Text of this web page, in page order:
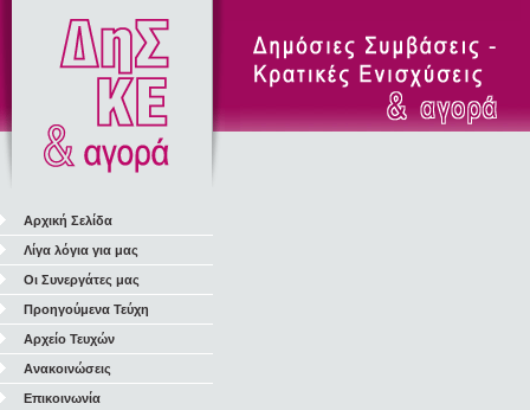
Αρχική Σελίδα
Λίγα λόγια για μας
Οι Συνεργάτες μας
Προηγούμενα Τεύχη
Αρχείο Τευχών
Ανακοινώσεις
Επικοινωνία